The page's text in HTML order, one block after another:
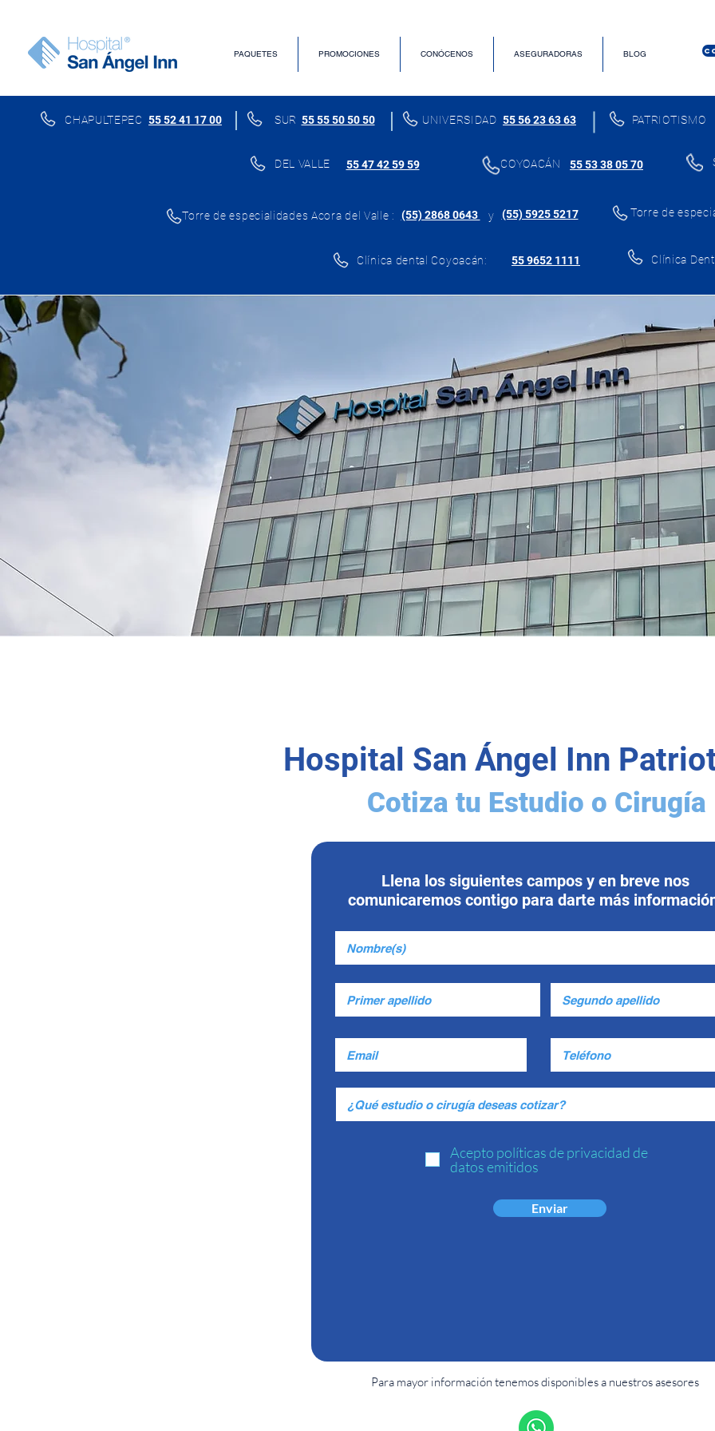
PAQUETES PROMOCIONES CONÓCENOS ASEGURADORAS BLOG
CHAPULTEPEC 55 52 41 17 00 55 55 50 50 50
SUR UNIVERSIDAD 55 56 23 63 63 PATRIOTISMO
DEL VALLE 55 47 42 59 59 COYOACÁN 55 53 38 05 70
Torre de especialidades Acora del Valle : (55) 2868 0643 y (55) 5925 5217 Torre de
Clínica dental Coyoacán: 55 9652 1111 Clínica
Hospital San Ángel Inn
Cotiza tu Estudio o Cirugía
Llena los siguientes campos y en breve nos
comunicaremos contigo para darte más
Acepto políticas de privacidad de
datos emitidos
Enviar
Para mayor información tenemos disponibles a nuestros asesores